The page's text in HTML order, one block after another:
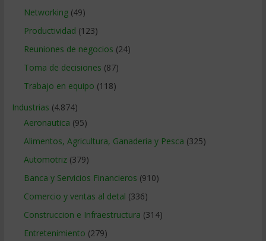
Networking(49)
Productividad (123)
Reuniones de negocios (24)
Toma de decisiones (87)
Trabajo en equipo (118)
Industrias (4.874)
Aeronautica (95)
Alimentos, Agricultura, Ganaderia y Pesca (325)
Automotriz(379)
Banca y Servicios Financieros (910)
Comercio y ventas al detal (336)
Construccion e Infraestructura (314)
Entretenimiento (279)